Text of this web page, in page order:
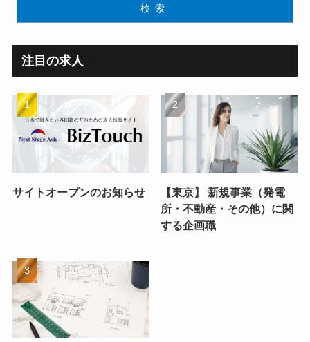
検索
注目の求人
サイトオープンのお知らせ
【東京】 新規事業（発電
所・不動産・その他）に関
する企画職